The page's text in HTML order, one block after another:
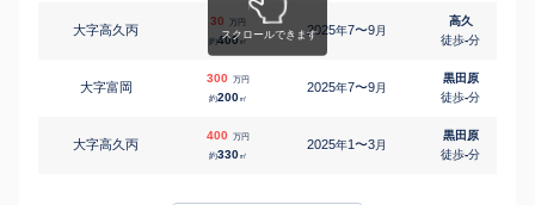
大字高久丙
30 万円
約400㎡
2025年7〜9月
高久
徒歩-分
大字富岡
300 万円
約200㎡
2025年7〜9月
黒田原
徒歩-分
大字高久丙
400 万円
約330㎡
2025年1〜3月
黒田原
徒歩-分